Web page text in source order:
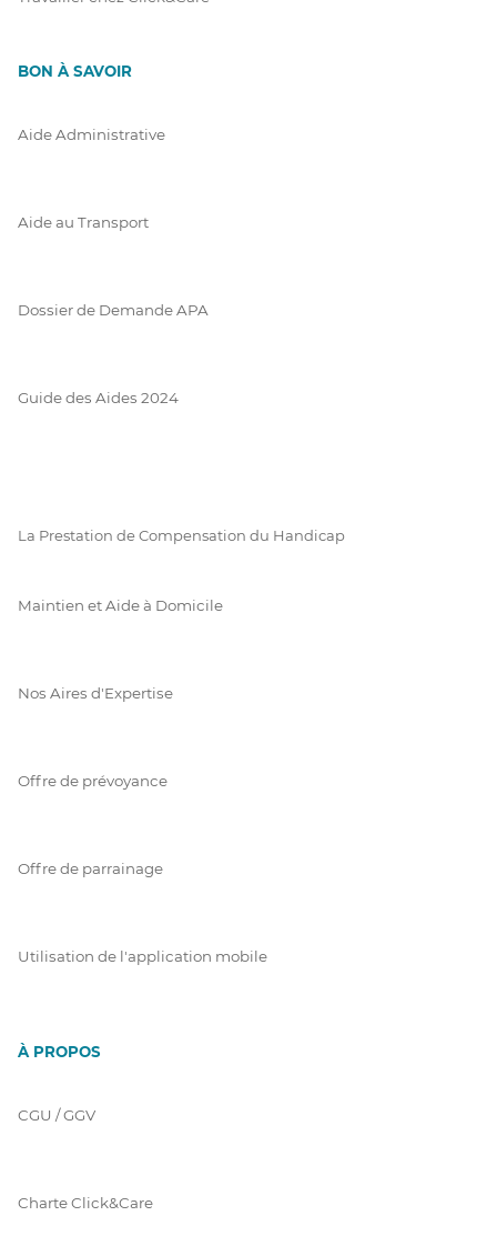
BON À SAVOIR
Aide Administrative
Aide au Transport
Dossier de Demande APA
Guide des Aides 2024
La Prestation de Compensation du Handicap
Maintien et Aide à Domicile
Nos Aires d'Expertise
Offre de prévoyance
Offre de parrainage
Utilisation de l'application mobile
À PROPOS
CGU / GGV
Charte Click&Care